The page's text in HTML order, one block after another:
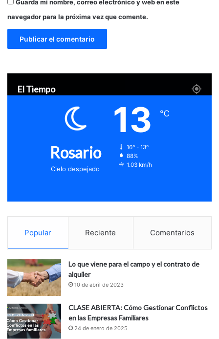
Guarda mi nombre, correo electrónico y web en este
navegador para la próxima vez que comente.
El Tiempo
Rosario
Cielo despejado
13 ℃
16º - 13º
88%
1.03 km/h
Popular Reciente Comentarios
Lo que viene para el campo y el contrato de
alquiler
10 de abril de 2023
CLASE ABIERTA: Cómo Gestionar Conflictos
en las Empresas Familiares
24 de enero de 2025